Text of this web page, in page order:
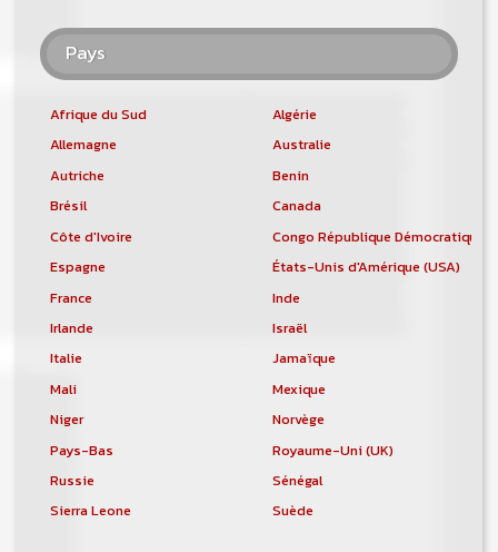
Pays
Afrique du Sud
Algérie
Allemagne
Australie
Autriche
Benin
Brésil
Canada
Côte d'Ivoire
Congo République Démocratique
Espagne
États-Unis d'Amérique (USA)
France
Inde
Irlande
Israël
Italie
Jamaïque
Mali
Mexique
Niger
Norvège
Pays-Bas
Royaume-Uni (UK)
Russie
Sénégal
Sierra Leone
Suède